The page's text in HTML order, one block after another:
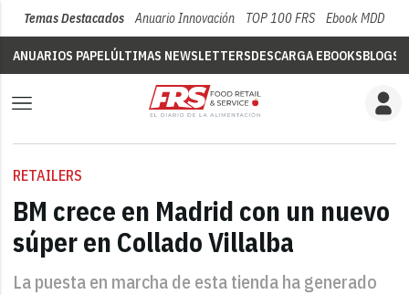
Temas Destacados Anuario Innovación TOP 100 FRS Ebook MDD
ANUARIOS PAPELÚLTIMAS NEWSLETTERSDESCARGA EBOOKSBLOGS
RETAILERS
BM crece en Madrid con un nuevo
súper en Collado Villalba
La puesta en marcha de esta tienda ha generado